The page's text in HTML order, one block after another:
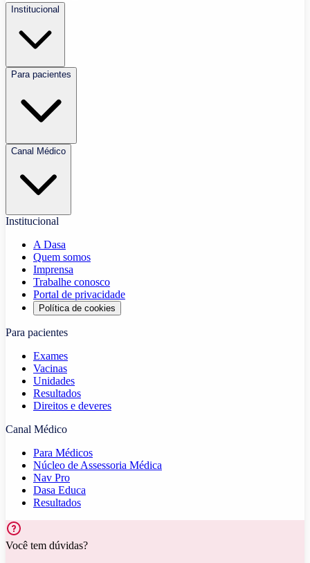
Institucional
Para pacientes
Canal Médico
Institucional
A Dasa
Quem somos
Imprensa
Trabalhe conosco
Portal de privacidade
Política de cookies
Para pacientes
Exames
Vacinas
Unidades
Resultados
Direitos e deveres
Canal Médico
Para Médicos
Núcleo de Assessoria Médica
Nav Pro
Dasa Educa
Resultados
Você tem dúvidas?